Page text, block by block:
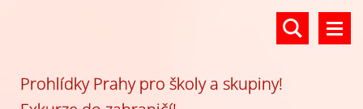
Prohlídky Prahy pro školy a skupiny!